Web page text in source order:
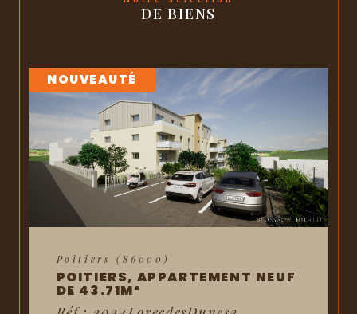
agence vous propose un portefeuille de biens variés au cœur
Contactez-nous
Vous souhaitez en savoir plus sur nos services ou avez un
projet immobilier en tête ? N'hésitez pas à nous contacter !
Vous pouvez nous rendre visite dans les locaux de notre
agence située rue Alsace-Lorraine à Poitiers.
Chez Blossac Saint Hilaire, nous mettons notre passion et
notre expertise à votre service pour vous accompagner vers la
réussite de votre projet immobilier à Poitiers. Faites-nous
confiance, nous sommes là pour vous guider vers votre avenir
immobilier.
DE BIENS
NOUVEAUTÉ
Neuville-de-Poitou (86170)
NEUVILLE-DE-POITOU,
APPARTEMENT NEUF T2 DE
44.65M²